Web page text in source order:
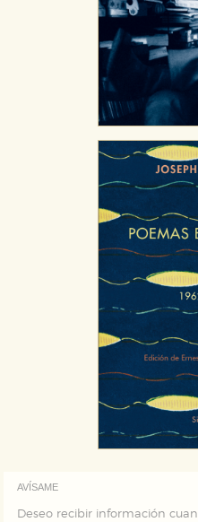
AVÍSAME
Deseo recibir información
Puede consultar nuestra